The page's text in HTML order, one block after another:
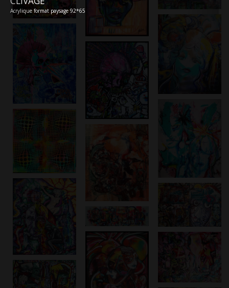
Acrylique format paysage 92*65